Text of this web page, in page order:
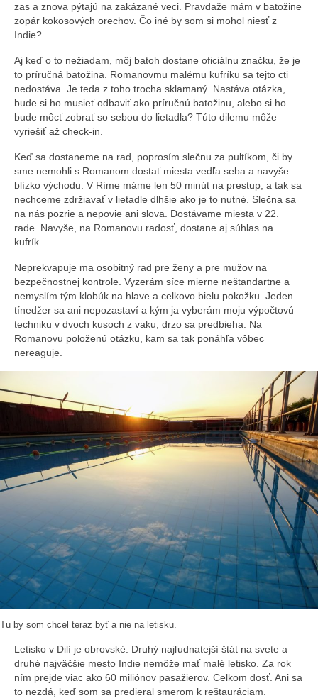
zas a znova pýtajú na zakázané veci. Pravdaže mám v batožine
zopár kokosových orechov. Čo iné by som si mohol niesť z
Indie?
Aj keď o to nežiadam, môj batoh dostane oficiálnu značku, že je
to príručná batožina. Romanovmu malému kufríku sa tejto cti
nedostáva. Je teda z toho trocha sklamaný. Nastáva otázka,
bude si ho musieť odbaviť ako príručnú batožinu, alebo si ho
bude môcť zobrať so sebou do lietadla? Túto dilemu môže
vyriešiť až check-in.
Keď sa dostaneme na rad, poprosím slečnu za pultíkom, či by
sme nemohli s Romanom dostať miesta vedľa seba a navyše
blízko východu. V Ríme máme len 50 minút na prestup, a tak sa
nechceme zdržiavať v lietadle dlhšie ako je to nutné. Slečna sa
na nás pozrie a nepovie ani slova. Dostávame miesta v 22.
rade. Navyše, na Romanovu radosť, dostane aj súhlas na
kufrík.
Neprekvapuje ma osobitný rad pre ženy a pre mužov na
bezpečnostnej kontrole. Vyzerám síce mierne neštandartne a
nemyslím tým klobúk na hlave a celkovo bielu pokožku. Jeden
tínedžer sa ani nepozastaví a kým ja vyberám moju výpočtovú
techniku v dvoch kusoch z vaku, drzo sa predbieha. Na
Romanovu položenú otázku, kam sa tak ponáhľa vôbec
nereaguje.
Tu by som chcel teraz byť a nie na letisku.
Letisko v Dilí je obrovské. Druhý najľudnatejší štát na svete a
druhé najväčšie mesto Indie nemôže mať malé letisko. Za rok
ním prejde viac ako 60 miliónov pasažierov. Celkom dosť. Ani sa
to nezdá, keď som sa predieral smerom k reštauráciam.